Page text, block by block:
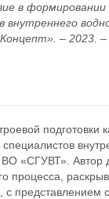
в формировании
внутреннего
– 2023. –
подготовки
«СГУВТ». Автор
процесса,
представлением